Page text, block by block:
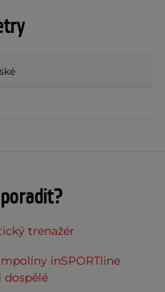
trenažér
inSPORTline
dospělé